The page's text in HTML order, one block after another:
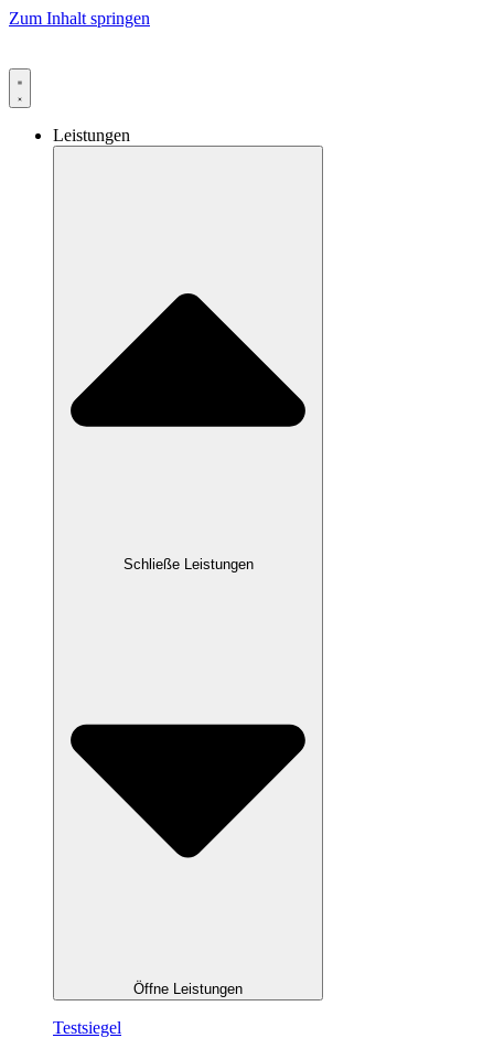
Zum Inhalt springen
Leistungen
Schließe Leistungen
Öffne Leistungen
Testsiegel